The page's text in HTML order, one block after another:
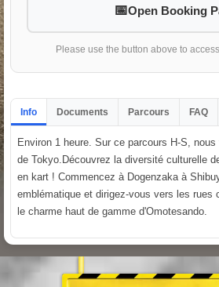
Open Booking
Please use the button above to
Info Documents Parcours FAQ
Environ 1 heure. Sur ce parcours H-S,
de Tokyo.Découvrez la diversité culturelle
en kart ! Commencez à Dogenzaka à
emblématique et dirigez-vous vers les rues
le charme haut de gamme d'Omotesando.